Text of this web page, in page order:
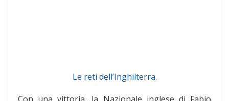
Le reti dell’Inghilterra.